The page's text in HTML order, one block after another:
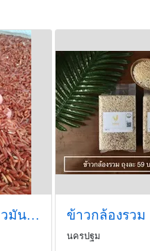
ข้าวกล้องมันปู ข้าวมันปู ข้าวก้องมันปู ข้าวกล้องรวม
นครปฐม